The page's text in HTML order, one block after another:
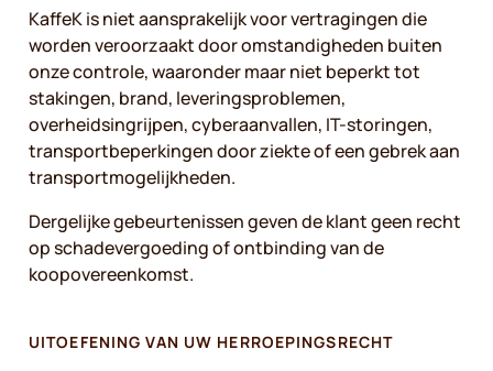
KaffeK is niet aansprakelijk voor vertragingen die
worden veroorzaakt door omstandigheden buiten
onze controle, waaronder maar niet beperkt tot
stakingen, brand, leveringsproblemen,
overheidsingrijpen, cyberaanvallen, IT-storingen,
transportbeperkingen door ziekte of een gebrek aan
transportmogelijkheden.
Dergelijke gebeurtenissen geven de klant geen recht
op schadevergoeding of ontbinding van de
koopovereenkomst.
UITOEFENING VAN UW HERROEPINGSRECHT